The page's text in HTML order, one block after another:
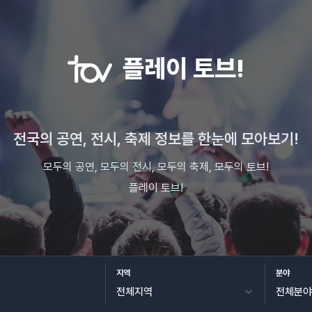
플레이 토브!
전국의 공연, 전시, 축제 정보를 한눈에 모아보기!
모두의 공연, 모두의 전시, 모두의 축제, 모두의 토브!
플레이 토브!
지역 분야